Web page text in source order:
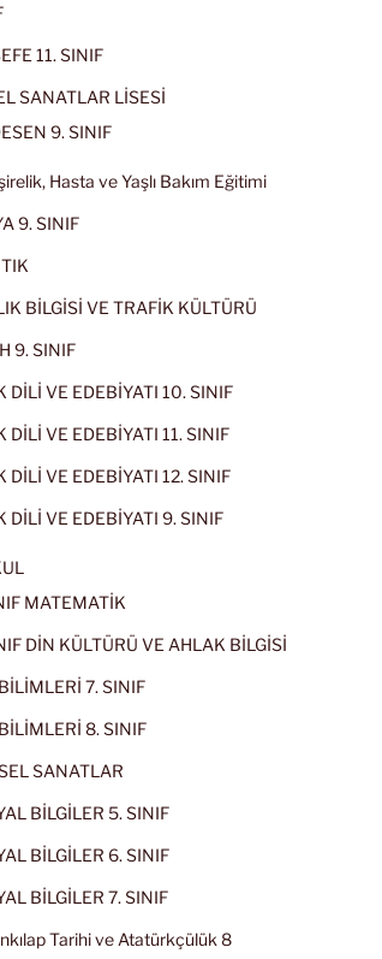
11. SINIF
SANATLAR LİSESİ
9. SINIF
Hasta ve Yaşlı Bakım Eğitimi
9. SINIF
BİLGİSİ VE TRAFİK KÜLTÜRÜ
9. SINIF
DİLİ VE EDEBİYATI 10. SINIF
DİLİ VE EDEBİYATI 11. SINIF
DİLİ VE EDEBİYATI 12. SINIF
DİLİ VE EDEBİYATI 9. SINIF
MATEMATİK
DİN KÜLTÜRÜ VE AHLAK BİLGİSİ
7. SINIF
8. SINIF
SANATLAR
BİLGİLER 5. SINIF
BİLGİLER 6. SINIF
BİLGİLER 7. SINIF
Tarihi ve Atatürkçülük 8